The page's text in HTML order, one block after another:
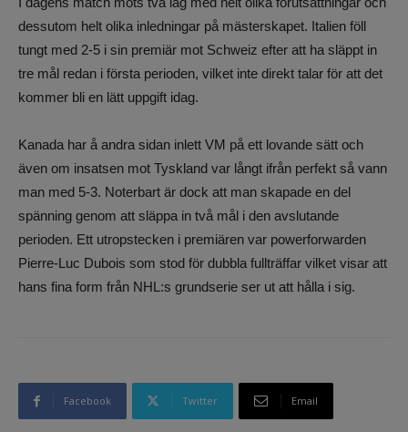
dessutom helt olika inledningar på mästerskapet. Italien föll
tungt med 2-5 i sin premiär mot Schweiz efter att ha släppt in
tre mål redan i första perioden, vilket inte direkt talar för att det
kommer bli en lätt uppgift idag.
Kanada har å andra sidan inlett VM på ett lovande sätt och
även om insatsen mot Tyskland var långt ifrån perfekt så vann
man med 5-3. Noterbart är dock att man skapade en del
spänning genom att släppa in två mål i den avslutande
perioden. Ett utropstecken i premiären var powerforwarden
Pierre-Luc Dubois som stod för dubbla fullträffar vilket visar att
hans fina form från NHL:s grundserie ser ut att hålla i sig.
Facebook Twitter Email